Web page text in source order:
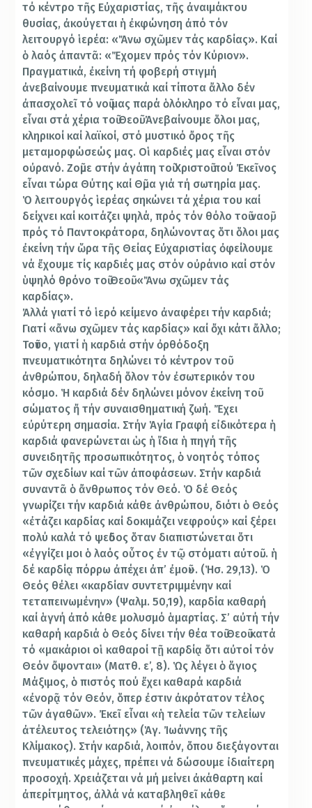
τό κέντρο τῆς Εὐχαριστίας, τῆς ἀναιμάκτου
θυσίας, ἀκούγεται ἡ ἐκφώνηση ἀπό τόν
λειτουργό ἱερέα: «Ἄνω σχῶμεν τάς καρδίας». Καί
ὁ λαός ἀπαντᾶ: «Ἔχομεν πρός τόν Κύριον».
Πραγματικά, ἐκείνη τή φοβερή στιγμή
ἀνεβαίνουμε πνευματικά καί τίποτα ἄλλο δέν
ἀπασχολεῖ τό νοῦ μας παρά ὁλόκληρο τό εἶναι μας,
εἶναι στά χέρια τοῦ Θεοῦ. Ἀνεβαίνουμε ὅλοι μας,
κληρικοί καί λαϊκοί, στό μυστικό ὄρος τῆς
μεταμορφώσεώς μας. Οἱ καρδιές μας εἶναι στόν
οὐρανό. Ζοῦμε στήν ἀγάπη τοῦ Χριστοῦ πού Ἐκεῖνος
εἶναι τώρα Θύτης καί Θῦμα γιά τή σωτηρία μας.
Ὁ λειτουργός ἱερέας σηκώνει τά χέρια του καί
δείχνει καί κοιτάζει ψηλά, πρός τόν θόλο τοῦ ναοῦ,
πρός τό Παντοκράτορα, δηλώνοντας ὅτι ὅλοι μας
ἐκείνη τήν ὥρα τῆς Θείας Εὐχαριστίας ὀφείλουμε
νά ἔχουμε τίς καρδιές μας στόν οὐράνιο καί στόν
ὑψηλό θρόνο τοῦ Θεοῦ. «Ἄνω σχῶμεν τάς
καρδίας».
Ἀλλά γιατί τό ἱερό κείμενο ἀναφέρει τήν καρδιά;
Γιατί «ἄνω σχῶμεν τάς καρδίας» καί ὄχι κάτι ἄλλο;
Τοῦτο, γιατί ἡ καρδιά στήν ὀρθόδοξη
πνευματικότητα δηλώνει τό κέντρον τοῦ
ἀνθρώπου, δηλαδή ὅλον τόν ἐσωτερικόν του
κόσμο. Ἡ καρδιά δέν δηλώνει μόνον ἐκείνη τοῦ
σώματος ἤ τήν συναισθηματική ζωή. Ἔχει
εὐρύτερη σημασία. Στήν Ἁγία Γραφή εἰδικότερα ἡ
καρδιά φανερώνεται ὡς ἡ ἴδια ἡ πηγή τῆς
συνειδητῆς προσωπικότητος, ὁ νοητός τόπος
τῶν σχεδίων καί τῶν ἀποφάσεων. Στήν καρδιά
συναντᾶ ὁ ἄνθρωπος τόν Θεό. Ὁ δέ Θεός
γνωρίζει τήν καρδιά κάθε ἀνθρώπου, διότι ὁ Θεός
«ἐτάζει καρδίας καί δοκιμάζει νεφρούς» καί ξέρει
πολύ καλά τό ψεῦδος ὅταν διαπιστώνεται ὅτι
«ἐγγίζει μοι ὁ λαός οὗτος ἐν τῷ στόματι αὐτοῦ… ἡ
δέ καρδίᾳ πόρρω ἀπέχει ἀπ’ ἐμοῦ». (Ἡσ. 29,13). Ὁ
Θεός θέλει «καρδίαν συντετριμμένην καί
τεταπεινωμένην» (Ψαλμ. 50,19), καρδία καθαρή
καί ἁγνή ἀπό κάθε μολυσμό ἁμαρτίας. Σ’ αὐτή τήν
καθαρή καρδιά ὁ Θεός δίνει τήν θέα τοῦ Θεοῦ κατά
τό «μακάριοι οἱ καθαροί τῇ καρδίᾳ ὅτι αὐτοί τόν
Θεόν ὄψονται» (Ματθ. ε’, 8). Ὡς λέγει ὁ ἅγιος
Μάξιμος, ὁ πιστός πού ἔχει καθαρά καρδιά
«ἐνορᾷ τόν Θεόν, ὅπερ ἐστιν ἀκρότατον τέλος
τῶν ἀγαθῶν». Ἐκεῖ εἶναι «ἡ τελεία τῶν τελείων
ἀτέλευτος τελειότης» (Ἁγ. Ἰωάννης τῆς
Κλίμακος). Στήν καρδιά, λοιπόν, ὅπου διεξάγονται
πνευματικές μάχες, πρέπει νά δώσουμε ἰδιαίτερη
προσοχή. Χρειάζεται νά μή μείνει ἀκάθαρτη καί
ἀπερίτμητος, ἀλλά νά καταβληθεῖ κάθε